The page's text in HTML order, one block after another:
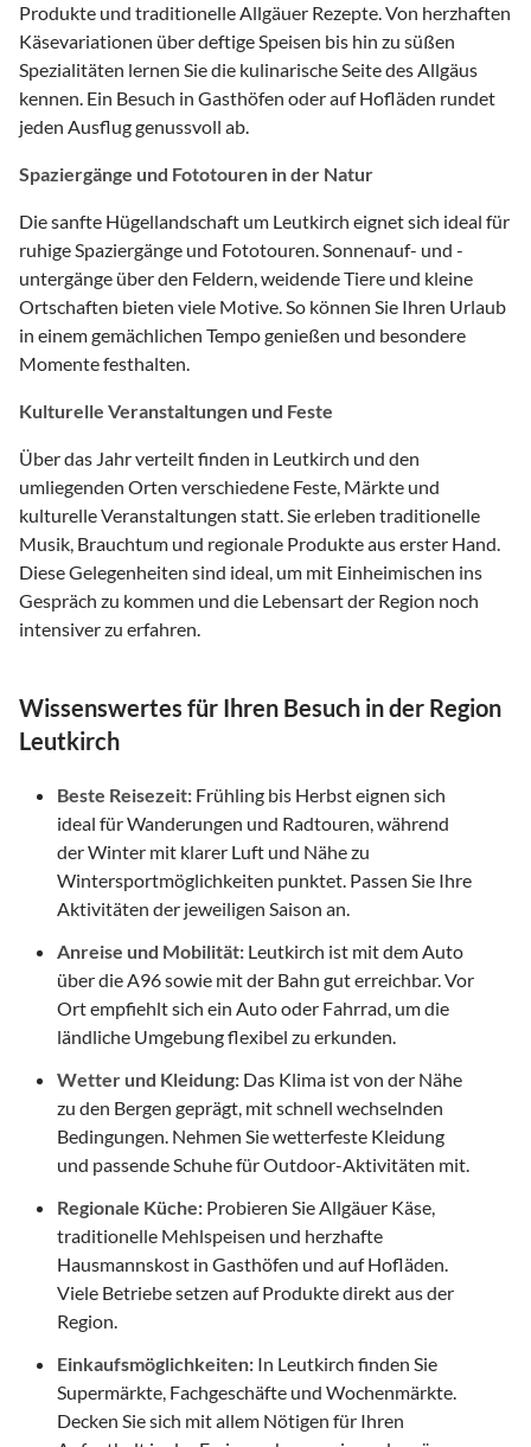
Produkte und traditionelle Allgäuer Rezepte. Von herzhaften
Käsevariationen über deftige Speisen bis hin zu süßen
Spezialitäten lernen Sie die kulinarische Seite des Allgäus
kennen. Ein Besuch in Gasthöfen oder auf Hofläden rundet
jeden Ausflug genussvoll ab.
Spaziergänge und Fototouren in der Natur
Die sanfte Hügellandschaft um Leutkirch eignet sich ideal für
ruhige Spaziergänge und Fototouren. Sonnenauf- und -
untergänge über den Feldern, weidende Tiere und kleine
Ortschaften bieten viele Motive. So können Sie Ihren Urlaub
in einem gemächlichen Tempo genießen und besondere
Momente festhalten.
Kulturelle Veranstaltungen und Feste
Über das Jahr verteilt finden in Leutkirch und den
umliegenden Orten verschiedene Feste, Märkte und
kulturelle Veranstaltungen statt. Sie erleben traditionelle
Musik, Brauchtum und regionale Produkte aus erster Hand.
Diese Gelegenheiten sind ideal, um mit Einheimischen ins
Gespräch zu kommen und die Lebensart der Region noch
intensiver zu erfahren.
Wissenswertes für Ihren Besuch in der Region
Leutkirch
Beste Reisezeit: Frühling bis Herbst eignen sich
ideal für Wanderungen und Radtouren, während
der Winter mit klarer Luft und Nähe zu
Wintersportmöglichkeiten punktet. Passen Sie Ihre
Aktivitäten der jeweiligen Saison an.
Anreise und Mobilität: Leutkirch ist mit dem Auto
über die A96 sowie mit der Bahn gut erreichbar. Vor
Ort empfiehlt sich ein Auto oder Fahrrad, um die
ländliche Umgebung flexibel zu erkunden.
Wetter und Kleidung: Das Klima ist von der Nähe
zu den Bergen geprägt, mit schnell wechselnden
Bedingungen. Nehmen Sie wetterfeste Kleidung
und passende Schuhe für Outdoor-Aktivitäten mit.
Regionale Küche: Probieren Sie Allgäuer Käse,
traditionelle Mehlspeisen und herzhafte
Hausmannskost in Gasthöfen und auf Hofläden.
Viele Betriebe setzen auf Produkte direkt aus der
Region.
Einkaufsmöglichkeiten: In Leutkirch finden Sie
Supermärkte, Fachgeschäfte und Wochenmärkte.
Decken Sie sich mit allem Nötigen für Ihren